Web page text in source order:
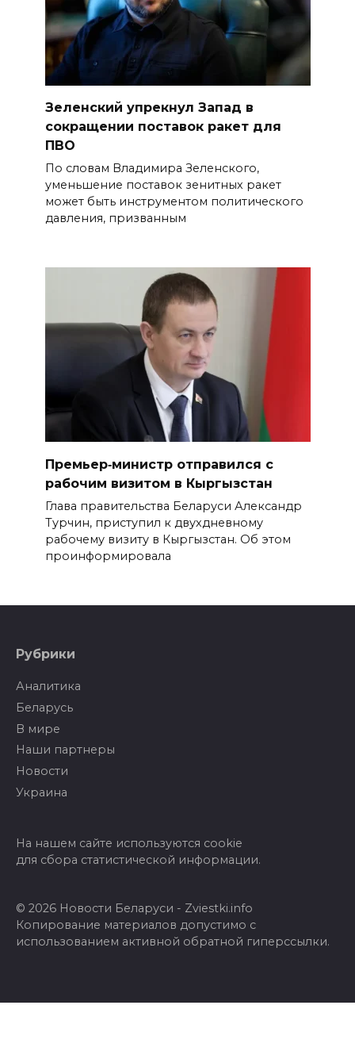
Зеленский упрекнул Запад в
сокращении поставок ракет для
ПВО
По словам Владимира Зеленского,
уменьшение поставок зенитных ракет
может быть инструментом политического
давления, призванным
Премьер‑министр отправился с
рабочим визитом в Кыргызстан
Глава правительства Беларуси Александр
Турчин, приступил к двухдневному
рабочему визиту в Кыргызстан. Об этом
проинформировала
Рубрики
Аналитика
Беларусь
В мире
Наши партнеры
Новости
Украина
На нашем сайте используются cookie
для сбора статистической информации.
© 2026 Новости Беларуси - Zviestki.info
Копирование материалов допустимо с
использованием активной обратной гиперссылки.